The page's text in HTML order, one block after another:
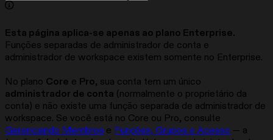
Esta página aplica-se apenas ao plano Enterprise.
Funções separadas de administrador de conta e
administrador de workspace existem somente no Enterprise.
No plano Core e Pro, sua conta tem um único
administrador de conta (normalmente o proprietário da
conta) e não existe uma função separada de administrador de
workspace. Se você está no Core ou Pro, consulte
Gerenciando Membros e Funções, Grupos e Acesso — a